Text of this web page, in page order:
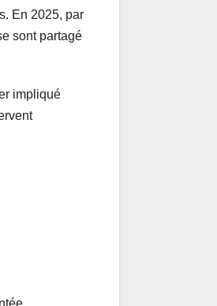
En 2025, par
sont partagé
impliqué